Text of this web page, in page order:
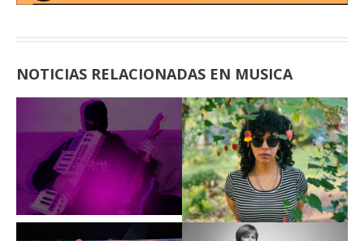
NOTICIAS RELACIONADAS EN MUSICA